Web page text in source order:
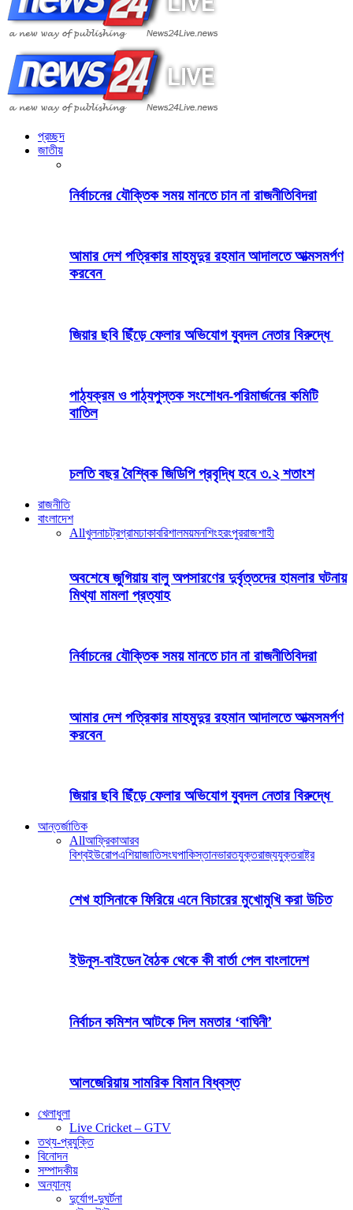
প্রচ্ছদ
জাতীয়
নির্বাচনের যৌক্তিক সময় মানতে চান না রাজনীতিবিদরা
আমার দেশ পত্রিকার মাহমুদুর রহমান আদালতে আত্মসমর্পণ
করবেন
জিয়ার ছবি ছিঁড়ে ফেলার অভিযোগ যুবদল নেতার বিরুদ্ধে
পাঠ্যক্রম ও পাঠ্যপুস্তক সংশোধন-পরিমার্জনের কমিটি
বাতিল
চলতি বছর বৈশ্বিক জিডিপি প্রবৃদ্ধি হবে ৩.২ শতাংশ
রাজনীতি
বাংলাদেশ
Allখুলনাচট্রগ্রামঢাকাবরিশালময়মনশিংহরংপুররাজশাহী
অবশেষে জুগিয়ায় বালু অপসারণের দুর্বৃত্তদের হামলার ঘটনায়
মিথ্যা মামলা প্রত্যাহ
নির্বাচনের যৌক্তিক সময় মানতে চান না রাজনীতিবিদরা
আমার দেশ পত্রিকার মাহমুদুর রহমান আদালতে আত্মসমর্পণ
করবেন
জিয়ার ছবি ছিঁড়ে ফেলার অভিযোগ যুবদল নেতার বিরুদ্ধে
আন্তর্জাতিক
Allআফ্রিকাআরব
বিশ্বইউরোপএশিয়াজাতিসংঘপাকিস্তানভারতযুক্তরাজ্যযুক্তরাষ্ট্র
শেখ হাসিনাকে ফিরিয়ে এনে বিচারের মুখোমুখি করা উচিত
ইউনূস-বাইডেন বৈঠক থেকে কী বার্তা পেল বাংলাদেশ
নির্বাচন কমিশন আটকে দিল মমতার ‘বাঘিনী’
আলজেরিয়ায় সামরিক বিমান বিধ্বস্ত
খেলাধুলা
Live Cricket – GTV
তথ্য-প্রযুক্তি
বিনোদন
সম্পাদকীয়
অন্যান্য
দুর্যোগ-দুঘর্টনা